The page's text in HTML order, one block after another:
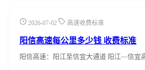
2026-07-02 高速收费标准
阳信高速每公里多少钱 收费标准
阳信高速：阳江至信宜大通道 阳江—信宜